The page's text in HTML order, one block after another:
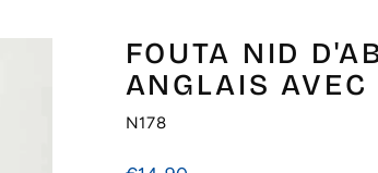
FOUTA NID
ANGLAIS AVEC
N178